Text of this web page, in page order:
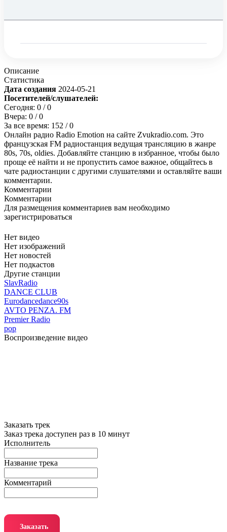
Описание
Статистика
Дата создания 2024-05-21
Посетителей/слушателей:
Сегодня: 0 / 0
Вчера: 0 / 0
За все время: 152 / 0
Онлайн радио Radio Emotion на сайте Zvukradio.com. Это
французская FM радиостанция ведущая трансляцию в жанре
80s, 70s, oldies. Добавляйте станцию в избранное, чтобы было
проще её найти и не пропустить самое важное, общайтесь в
чате радиостанции с другими слушателями и оставляйте ваши
комментарии.
Комментарии
Комментарии
Для размещения комментариев вам необходимо
зарегистрироваться
Нет видео
Нет изображений
Нет новостей
Нет подкастов
Другие станции
SlavRadio
DANCE CLUB
Eurodancedance90s
AVTO PENZA. FM
Premier Radio
pop
Воспроизведение видео
Заказать трек
Заказ трека доступен раз в 10 минут
Исполнитель
Название трека
Комментарий
Заказать